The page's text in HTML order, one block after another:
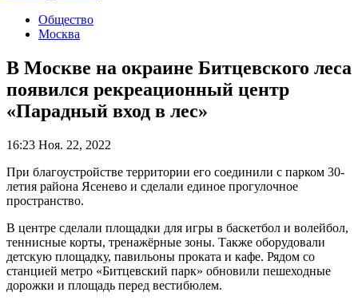
Общество
Москва
В Москве на окраине Битцевского леса
появился рекреационный центр
«Парадный вход в лес»
16:23 Ноя. 22, 2022
При благоустройстве территории его соединили с парком 30-
летия района Ясенево и сделали единое прогулочное
пространство.
В центре сделали площадки для игры в баскетбол и волейбол,
теннисные корты, тренажёрные зоны. Также оборудовали
детскую площадку, павильоны проката и кафе. Рядом со
станцией метро «Битцевский парк» обновили пешеходные
дорожки и площадь перед вестибюлем.